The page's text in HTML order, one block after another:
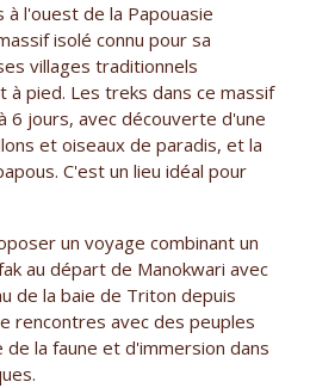
l'ouest de la Papouasie
isolé connu pour sa
villages traditionnels
à pied. Les treks dans ce massif
6 jours, avec découverte d'une
et oiseaux de paradis, et la
C'est un lieu idéal pour
un voyage combinant un
au départ de Manokwari avec
de la baie de Triton depuis
rencontres avec des peuples
la faune et d'immersion dans